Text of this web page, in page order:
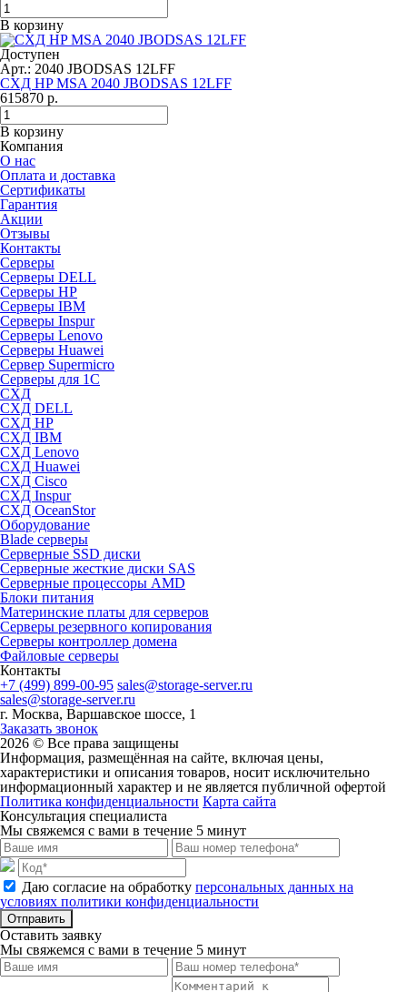
В корзину
Доступен
Арт.: 2040 JBODSAS 12LFF
СХД HP MSA 2040 JBODSAS 12LFF
615870 р.
В корзину
Компания
О нас
Оплата и доставка
Сертификаты
Гарантия
Акции
Отзывы
Контакты
Серверы
Серверы DELL
Серверы HP
Серверы IBM
Серверы Inspur
Серверы Lenovo
Серверы Huawei
Сервер Supermicro
Серверы для 1C
СХД
СХД DELL
СХД HP
СХД IBM
СХД Lenovo
СХД Huawei
СХД Cisco
СХД Inspur
СХД OceanStor
Оборудование
Blade серверы
Серверные SSD диски
Cерверные жесткие диски SAS
Серверные процессоры AMD
Блоки питания
Материнские платы для серверов
Серверы резервного копирования
Серверы контроллер домена
Файловые серверы
Контакты
+7 (499) 899-00-95 sales@storage-server.ru
sales@storage-server.ru
г. Москва, Варшавское шоссе, 1
Заказать звонок
2026 © Все права защищены
Информация, размещённая на сайте, включая цены,
характеристики и описания товаров, носит исключительно
информационный характер и не является публичной офертой
Политика конфиденциальности Карта сайта
Консультация специалиста
Мы свяжемся с вами в течение 5 минут
Даю согласие на обработку персональных данных на
условиях политики конфиденциальности
Отправить
Оставить заявку
Мы свяжемся с вами в течение 5 минут